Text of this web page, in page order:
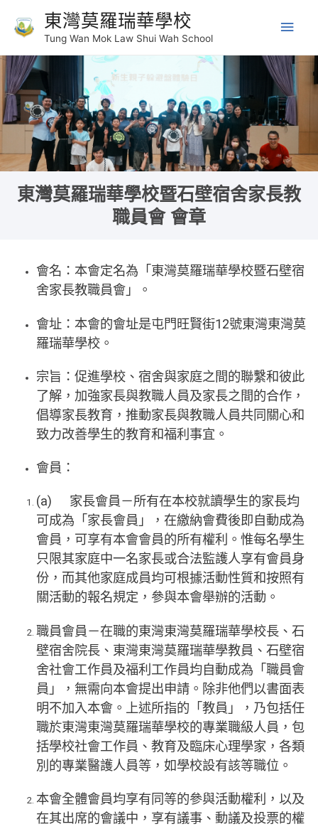
東灣莫羅瑞華學校
Tung Wan Mok Law Shui Wah School
東灣莫羅瑞華學校暨石壁宿舍家長教
職員會 會章
會名：本會定名為「東灣莫羅瑞華學校暨石壁宿
舍家長教職員會」。
會址：本會的會址是屯門旺賢街12號東灣東灣莫
羅瑞華學校。
宗旨：促進學校、宿舍與家庭之間的聯繫和彼此
了解，加強家長與教職人員及家長之間的合作，
倡導家長教育，推動家長與教職人員共同關心和
致力改善學生的教育和福利事宜。
會員：
(a) 家長會員－所有在本校就讀學生的家長均
可成為「家長會員」，在繳納會費後即自動成為
會員，可享有本會會員的所有權利。惟每名學生
只限其家庭中一名家長或合法監護人享有會員身
份，而其他家庭成員均可根據活動性質和按照有
關活動的報名規定，參與本會舉辦的活動。
職員會員－在職的東灣東灣莫羅瑞華學校長、石
壁宿舍院長、東灣東灣莫羅瑞華學教員、石壁宿
舍社會工作員及福利工作員均自動成為「職員會
員」，無需向本會提出申請。除非他們以書面表
明不加入本會。上述所指的「教員」，乃包括任
職於東灣東灣莫羅瑞華學校的專業職級人員，包
括學校社會工作員、教育及臨床心理學家，各類
別的專業醫護人員等，如學校設有該等職位。
本會全體會員均享有同等的參與活動權利，以及
在其出席的會議中，享有議事、動議及投票的權